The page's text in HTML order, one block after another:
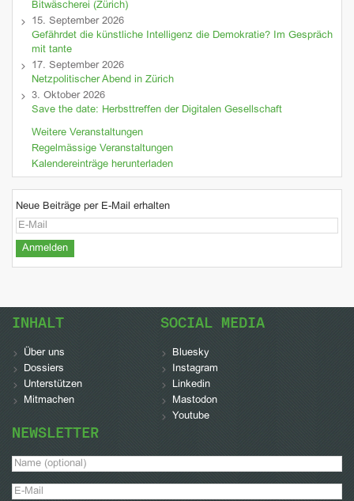
Bitwäscherei (Zürich)
15. September 2026
Gefährdet die künstliche Intelligenz die Demokratie? Im Gespräch
mit tante
17. September 2026
Netzpolitischer Abend in Zürich
3. Oktober 2026
Save the date: Herbsttreffen der Digitalen Gesellschaft
Weitere Veranstaltungen
Regelmässige Veranstaltungen
Kalendereinträge herunterladen
Neue Beiträge per E-Mail erhalten
INHALT
Über uns
Dossiers
Unterstützen
Mitmachen
SOCIAL MEDIA
Bluesky
Instagram
Linkedin
Mastodon
Youtube
NEWSLETTER